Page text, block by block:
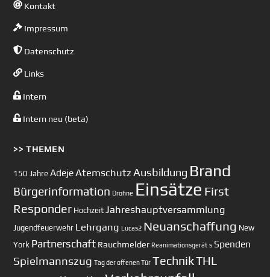
Kontakt
Impressum
Datenschutz
Links
Intern
Intern neu (beta)
>> THEMEN
150 Jahre AdejeAtemschutz Ausbildung Brand
Bürgerinformation Drohne Einsätze First
Responder Hochzeit Jahreshauptversammlung
Jugendfeuerwehr Lehrgang Lucas2 Neuanschaffung New
York Partnerschaft Rauchmelder Reanimationsgerät s Spenden
Spielmannszug Tag der offenen Tür TechnikTHL